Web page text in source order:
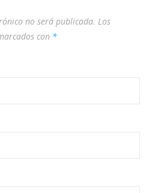
no será publicada. Los
con *